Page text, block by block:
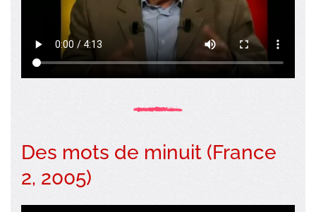
Des mots de minuit (France
2, 2005)